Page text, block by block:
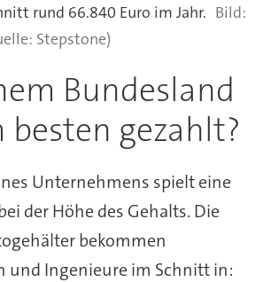
rund 66.840 Euro im Jahr.
Stepstone)
Bundesland
gezahlt?
Unternehmens spielt eine
der Höhe des Gehalts. Die
bekommen
und Ingenieure im Schnitt in: